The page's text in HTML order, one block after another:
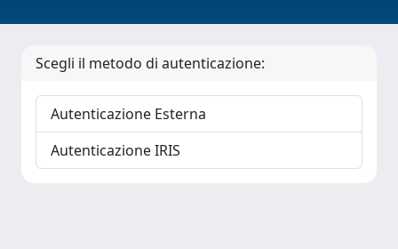
Scegli il metodo di autenticazione:
Autenticazione Esterna
Autenticazione IRIS